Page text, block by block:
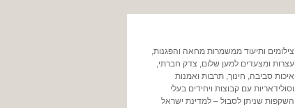
צילומים ותיעוד ממשמרות מחאה והפגנות,
עצרות ומצעדים למען שלום, צדק חברתי,
איכות סביבה, חינוך, תרבות ואמנות
וסולידאריות עם קבוצות ויחידים בעלי
השקפות שניתן לסבול – למדינת ישראל